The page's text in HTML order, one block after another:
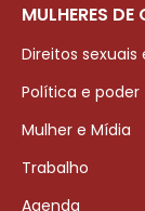
MULHERES DE
Direitos
Política e poder
Mulher e Mídia
Trabalho
Agenda